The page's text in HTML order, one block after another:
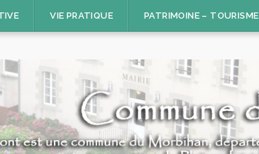
VIE PRATIQUE PATRIMOINE – TOURISME